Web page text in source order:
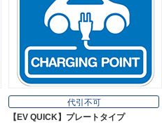
インクジェットメディア
Inkjet Media
看板照明
Lighting Equipment
代引不可
【EV QUICK】プレートタイプ